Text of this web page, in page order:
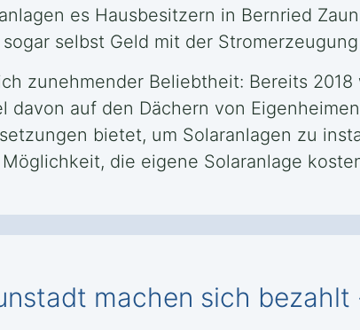
es Hausbesitzern in Bernried
selbst Geld mit der
zunehmender Beliebtheit: Bereits 2018
auf den Dächern von
bietet, um Solaranlagen zu
die eigene Solaranlage
machen sich